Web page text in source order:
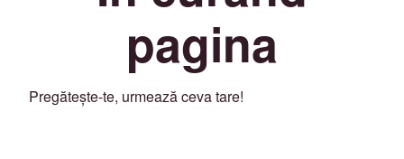
pagina
Pregătește-te, urmează ceva tare!